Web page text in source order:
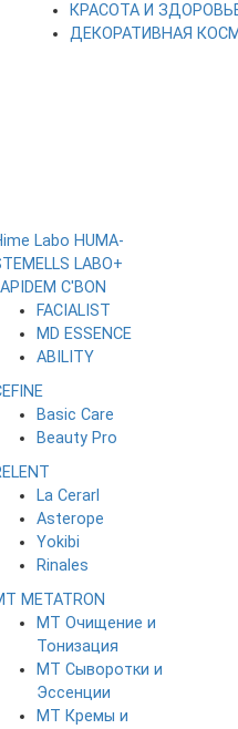
КРАСОТА И
ДЕКОРАТИВНАЯ
Labo HUMA-
LABO+
C'BON
FACIALIST
MD ESSENCE
ABILITY
Basic Care
Beauty Pro
La Cerarl
Asterope
Yokibi
Rinales
METATRON
MT Очищение и
Тонизация
MT Сыворотки и
Эссенции
MT Кремы и